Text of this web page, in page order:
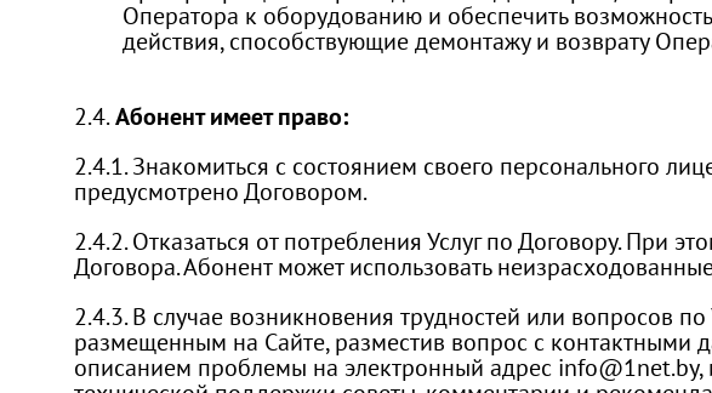
Оператора к оборудованию и обеспечить
действия, способствующие демонтажу и возврату
2.4.Абонент имеет право:
2.4.1. Знакомиться с состоянием своего персонального
предусмотрено Договором.
2.4.2. Отказаться от потребления Услуг по Договору. При
Договора. Абонент может использовать
2.4.3. В случае возникновения трудностей или вопросов
размещенным на Сайте, разместив вопрос с
описанием проблемы на электронный адрес info@1net.by,